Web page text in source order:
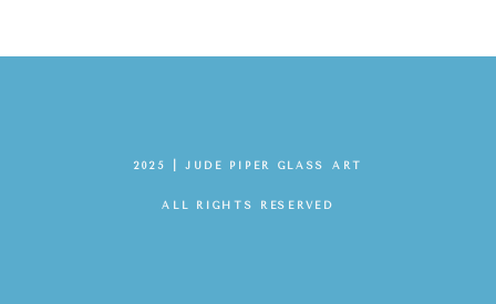
2025 | JUDE PIPER GLASS ART
ALL RIGHTS RESERVED